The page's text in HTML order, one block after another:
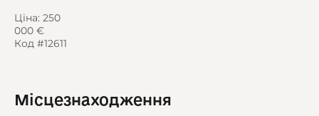
Ціна: 250
000 €
Код #12611
Місцезнаходження